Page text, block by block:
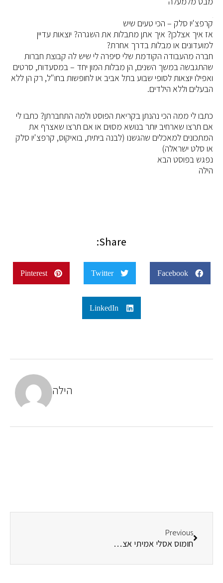
קרפצ'יו סלק – הכי טעים שיש
אז איך אצלכן? איך אתן מתבלות את השגרה? יוצאות עדיין
למועדונים או מבלות בדרך אחרת?
חברה מהעבודה הקודמת שלי סיפרה לי שיש לה קבוצת חברות
שהתגבשה במשך השנים, הן מבלות המון יחד – במסעדות, סרטים
ואפילו יוצאות לסופי שבוע בתל אביב או לחופשות בחו"ל, רק הן ללא
הבעלים וללא הילדים.
כתבו לי ממה הכי נהנתן בקריאת הפוסט ולמה התחברתן? כתבו לי
אם תרצו שארחיב יותר בנושא מסוים או אם תרצו שאצרף את
המתכונים למאכלים שהגשנו (לבנה ביתית, בואיקוס, קרפצ'יו סלק
או סלט ישראלה)
נפגש בפוסט הבא
הילה
Share:
Facebook
Twitter
Pinterest
LinkedIn
הילה
Previous
חומוס אסלי אמיתי אצלנו בבית